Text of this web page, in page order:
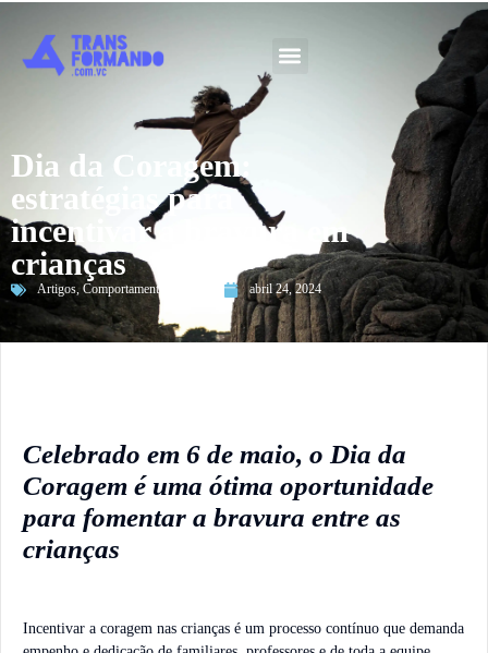
Dia da Coragem:
estratégias para
incentivar a bravura em
crianças
Artigos, Comportamento abril 24, 2024
Celebrado em 6 de maio, o Dia da
Coragem é uma ótima oportunidade
para fomentar a bravura entre as
crianças
Incentivar a coragem nas crianças é um processo contínuo que demanda